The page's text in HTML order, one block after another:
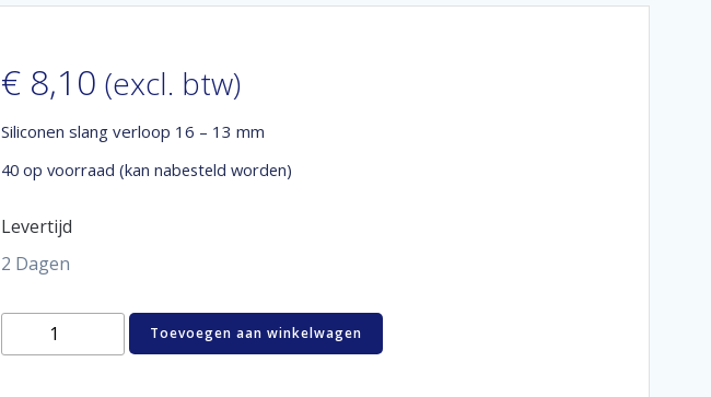
€8,10 (excl. btw)
Siliconen slang verloop 16 – 13 mm
40 op voorraad (kan nabesteld worden)
Levertijd
2 Dagen
Siliconen
Toevoegen aan winkelwagen